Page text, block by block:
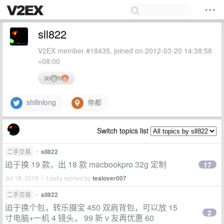
sll822
V2EX member #18435, joined on 2012-03-20 14:38:58
+08:00
30 5
shilinlong 帝都
Switch topics list
二手交易 • sll822
迫于换 19 款，出 18 款 macbookpro 32g 定制
Jul 18, 2019 • Lastly replied bytealover007
17
二手交易 • sll822
迫于换个包，转乐摄宝 450 双肩背包，可以放 15
寸电脑+一机 4 镜头， 99 新 v 友再优惠 60
2